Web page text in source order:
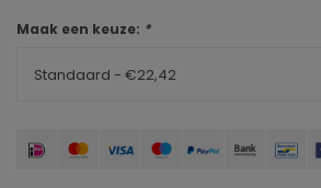
Maak een keuze: *
Standaard - €22,42